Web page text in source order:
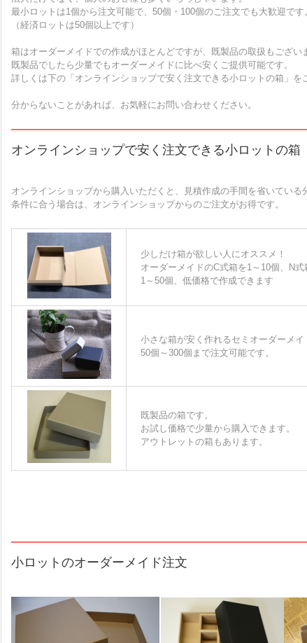
最小ロットは1個から注文可能で、50個・100個のご注文でも大歓迎です
（経済ロットは50個以上です）
箱はオーダーメイドでの作成がほとんどですが、既製品の取扱もござい
既製品でしたら少量でもオーダーメイドに比べ安くご提供可能です。
詳しくは下の「オンラインショップで安く注文できる小ロットの箱」を
分からないことがあれば、お気軽にお問い合わせください。
オンラインショップで安く注文できる小ロットの箱
オンラインショップから購入いただくと、見積作成の手間を省いている
条件に合う場合は、オンラインショップからのご注文がお得です。
少しだけ箱が欲しい人にオススメ！
オーダーメイドのC式箱を1～10個、N式
1～50個、低価格で作成できます
小さな箱が安く作れるセミオーダーメイ
50個～300個まで注文可能です。
既製品の箱です。
お試し価格で少量から購入できます。
アウトレットの箱もあります。
小ロットのオーダーメイド注文